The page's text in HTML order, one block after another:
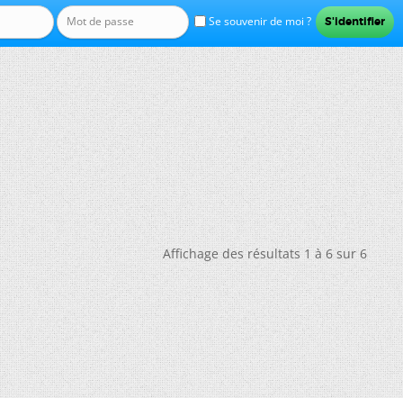
Se souvenir de moi ?
Affichage des résultats 1 à 6 sur 6